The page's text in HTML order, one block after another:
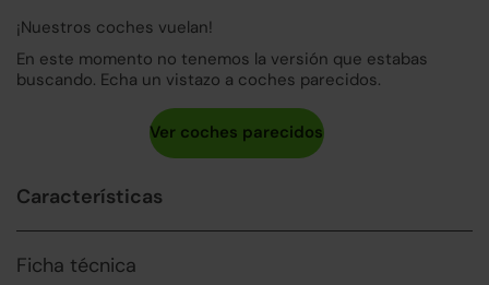
¡Nuestros coches vuelan!
En este momento no tenemos la versión que estabas
buscando. Echa un vistazo a coches parecidos.
Características
Ficha técnica